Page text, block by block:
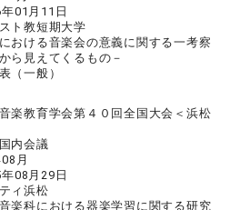
01月11日
ト教短期大学
おける音楽会の意義に関する一考察
ら見えてくるもの－
（一般）
楽教育学会第４０回全国大会＜浜松
国内会議
月
08月29日
ィ浜松
楽科における器楽学習に関する研究